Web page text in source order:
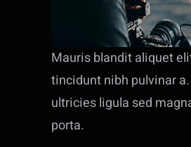
Mauris blandit aliquet
tincidunt nibh pulvinar
ultricies ligula sed
porta.